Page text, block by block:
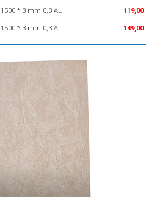
* 3 mm 0,3 AL 119,00
* 3 mm 0,3 AL 149,00